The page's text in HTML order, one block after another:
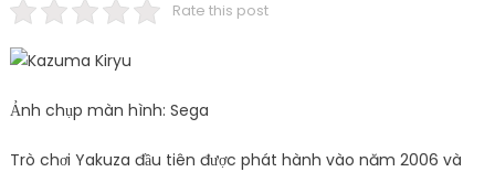
Rate this post
Ảnh chụp màn hình: Sega
Trò chơi Yakuza đầu tiên được phát hành vào năm 2006 và